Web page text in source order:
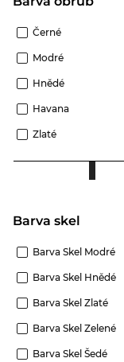
Černé
Modré
Hnědé
Havana
Zlaté
Barva skel
Barva Skel Modré
Barva Skel Hnědé
Barva Skel Zlaté
Barva Skel Zelené
Barva Skel Šedé